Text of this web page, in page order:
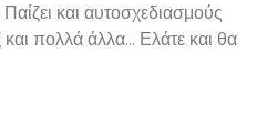
και αυτοσχεδιασμούς
πολλά άλλα… Ελάτε και θα